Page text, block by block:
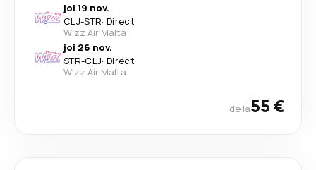
joi 19 nov.
CLJ-STR· Direct
Wizz Air Malta
joi 26 nov.
STR-CLJ· Direct
Wizz Air Malta
de la55 €